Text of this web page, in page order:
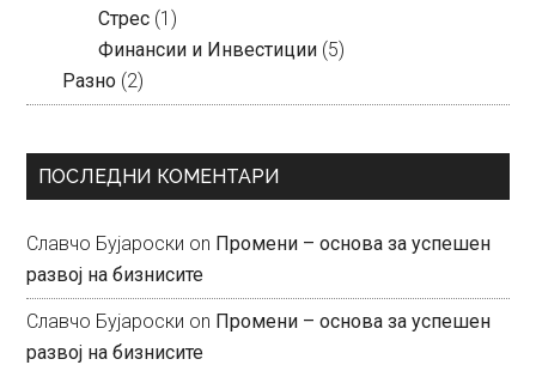
Стрес (1)
Финансии и Инвестиции (5)
Разно (2)
ПОСЛЕДНИ КОМЕНТАРИ
Славчо Бујароски on Промени – основа за успешен
развој на бизнисите
Славчо Бујароски on Промени – основа за успешен
развој на бизнисите